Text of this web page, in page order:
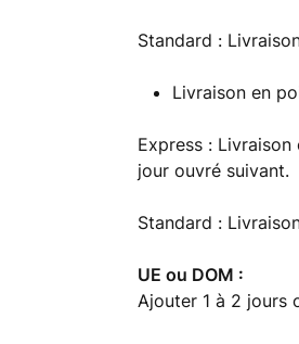
Standard :
Livraison en
Express :
jour ouvré suivant.
Standard :
UE ou DOM :
Ajouter 1 à 2 jours